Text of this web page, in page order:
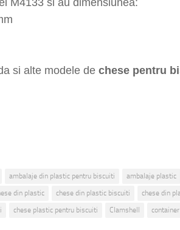
si alte modele de chese pentru
ambalaje din plastic pentru biscuiti ambalaje plastic
din plastic chese din plastic biscuiti
chese din
chese plastic pentru biscuiti Clamshell container